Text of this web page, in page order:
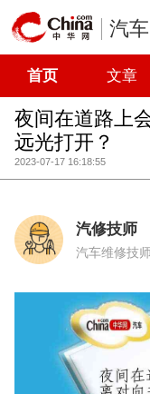
汽车
首页 文章
夜间在道路上
远光打开？
2023-07-17 16:18:55
汽修技师
汽车维修技